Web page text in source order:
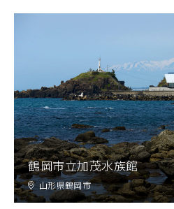
鶴岡市立加茂水族館
山形県鶴岡市